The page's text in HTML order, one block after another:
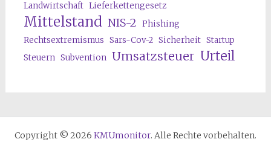
Landwirtschaft Lieferkettengesetz
Mittelstand NIS-2 Phishing
Rechtsextremismus Sars-Cov-2 Sicherheit Startup
Steuern Subvention Umsatzsteuer Urteil
Copyright © 2026 KMUmonitor. Alle Rechte vorbehalten.